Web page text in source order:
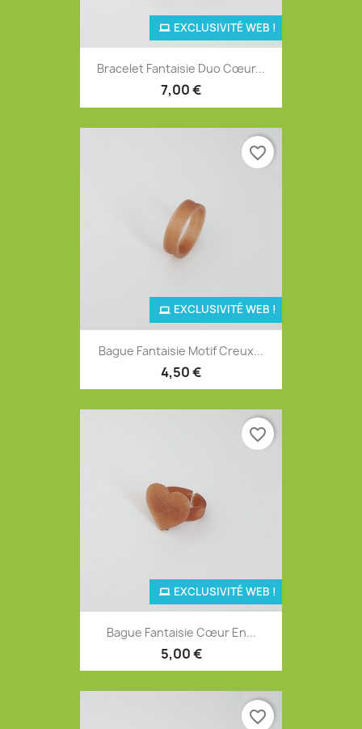
Bracelet Fantaisie Duo Cœur...
7,00 €
EXCLUSIVITÉ WEB !
Bague Fantaisie Motif Creux...
4,50 €
EXCLUSIVITÉ WEB !
favorite_border
Bague Fantaisie Cœur En...
5,00 €
EXCLUSIVITÉ WEB !
favorite_border
favorite_border